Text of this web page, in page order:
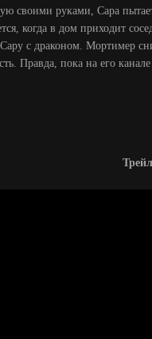
своими руками, Сара
когда в дом приходит
с драконом. Мортимер
Правда, пока на его